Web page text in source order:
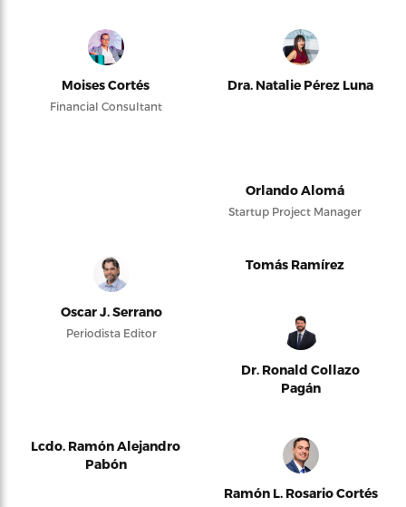
Moises Cortés
Financial Consultant
Dra. Natalie Pérez Luna
Orlando Alomá
Startup Project Manager
Oscar J. Serrano
Periodista Editor
Tomás Ramírez
Dr. Ronald Collazo
Pagán
Lcdo. Ramón Alejandro
Pabón
Ramón L. Rosario Cortés